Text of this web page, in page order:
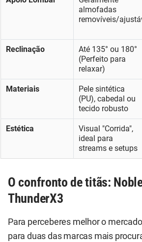
almofadas
removíveis/
Reclinação
Até 135° ou 180°
(Perfeito para
relaxar)
Materiais
Pele sintética
(PU), cabedal ou
tecido robusto
Estética
Visual "Corrida",
ideal para
streams e setups
O confronto de titãs:
ThunderX3
Para perceberes melhor o
para duas das marcas mais